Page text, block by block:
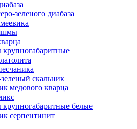
зеленого диабаза
скальник
медового кварца
белые
серпентинит